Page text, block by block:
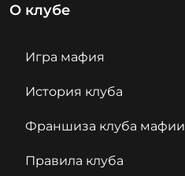
О клубе
Игра мафия
История клуба
Франшиза клуба мафии
Правила клуба